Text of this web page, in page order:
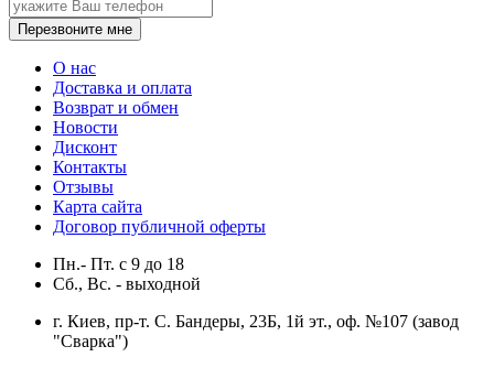
Перезвоните мне
О нас
Доставка и оплата
Возврат и обмен
Новости
Дисконт
Контакты
Отзывы
Карта сайта
Договор публичной оферты
Пн.- Пт. с 9 до 18
Сб., Вс. - выходной
г. Киев, пр-т. С. Бандеры, 23Б, 1й эт., оф. №107 (завод
"Сварка")